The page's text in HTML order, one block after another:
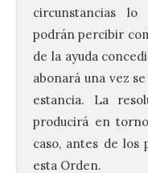
circunstancias lo
podrán percibir
de la ayuda
abonará una vez
estancia. La
producirá en
caso, antes de los
esta Orden.